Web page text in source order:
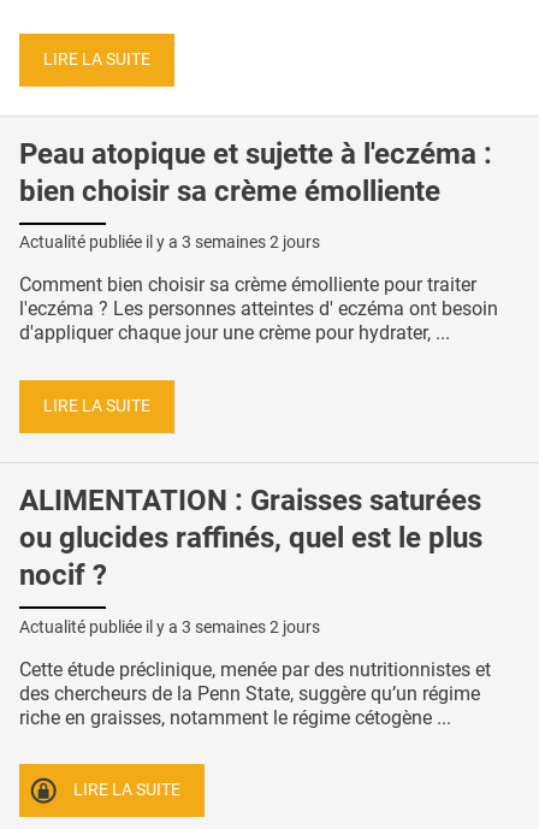
LIRE LA SUITE
Peau atopique et sujette à l'eczéma :
bien choisir sa crème émolliente
Actualité publiée il y a 3 semaines 2 jours
Comment bien choisir sa crème émolliente pour traiter
l'eczéma ? Les personnes atteintes d' eczéma ont besoin
d'appliquer chaque jour une crème pour hydrater, ...
LIRE LA SUITE
ALIMENTATION : Graisses saturées
ou glucides raffinés, quel est le plus
nocif ?
Actualité publiée il y a 3 semaines 2 jours
Cette étude préclinique, menée par des nutritionnistes et
des chercheurs de la Penn State, suggère qu’un régime
riche en graisses, notamment le régime cétogène ...
LIRE LA SUITE